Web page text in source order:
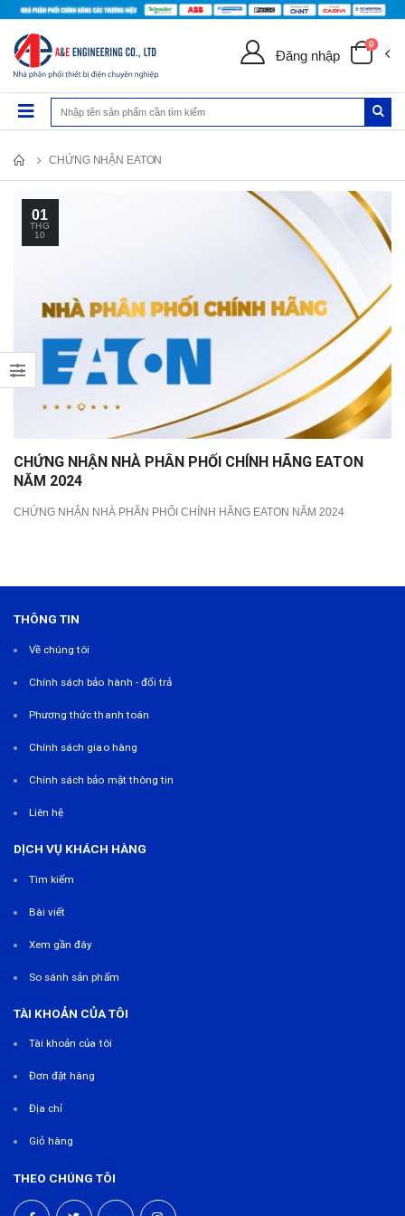
Đăng nhập
0
CHỨNG NHẬN EATON
01
THG
10
CHỨNG NHẬN NHÀ PHÂN PHỐI CHÍNH HÃNG EATON
NĂM 2024
CHỨNG NHẬN NHÀ PHÂN PHỐI CHÍNH HÃNG EATON NĂM 2024
THÔNG TIN
Về chúng tôi
Chính sách bảo hành - đổi trả
Phương thức thanh toán
Chính sách giao hàng
Chính sách bảo mật thông tin
Liên hệ
DỊCH VỤ KHÁCH HÀNG
Tìm kiếm
Bài viết
Xem gần đây
So sánh sản phẩm
TÀI KHOẢN CỦA TÔI
Tài khoản của tôi
Đơn đặt hàng
Địa chỉ
Giỏ hàng
THEO CHÚNG TÔI